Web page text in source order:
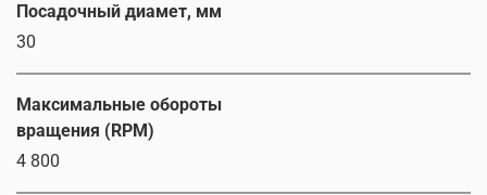
Посадочный диамет, мм
30
Максимальные обороты
вращения (RPM)
4 800